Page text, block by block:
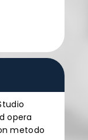
opera
metodo